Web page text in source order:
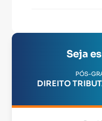
Seja
PÓS-
DIREITO